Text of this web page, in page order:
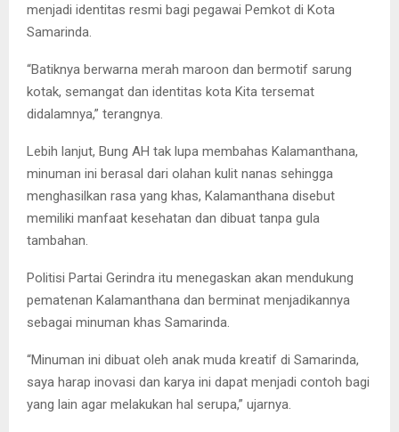
menjadi identitas resmi bagi pegawai Pemkot di Kota
Samarinda.
“Batiknya berwarna merah maroon dan bermotif sarung
kotak, semangat dan identitas kota Kita tersemat
didalamnya,” terangnya.
Lebih lanjut, Bung AH tak lupa membahas Kalamanthana,
minuman ini berasal dari olahan kulit nanas sehingga
menghasilkan rasa yang khas, Kalamanthana disebut
memiliki manfaat kesehatan dan dibuat tanpa gula
tambahan.
Politisi Partai Gerindra itu menegaskan akan mendukung
pematenan Kalamanthana dan berminat menjadikannya
sebagai minuman khas Samarinda.
“Minuman ini dibuat oleh anak muda kreatif di Samarinda,
saya harap inovasi dan karya ini dapat menjadi contoh bagi
yang lain agar melakukan hal serupa,” ujarnya.